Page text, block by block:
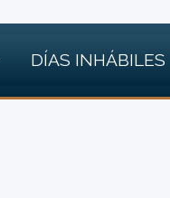
DÍAS INHÁBILES